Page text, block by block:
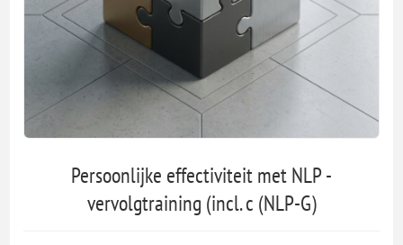
Persoonlijke effectiviteit met NLP -
vervolgtraining (incl. c (NLP-G)